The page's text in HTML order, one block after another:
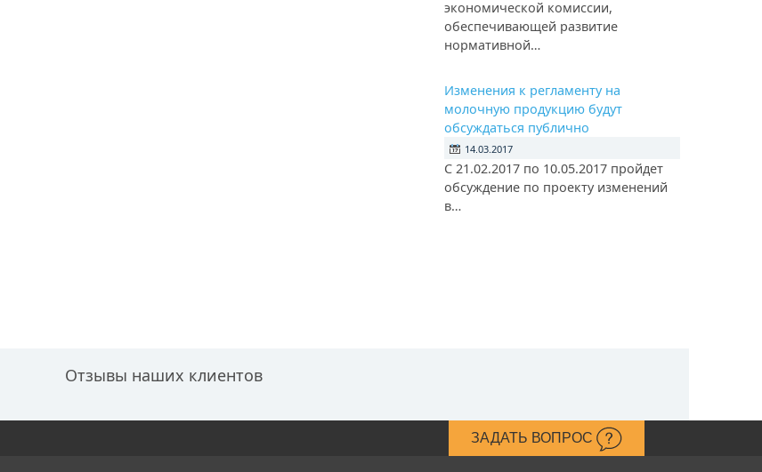
экономической комиссии,
обеспечивающей развитие
нормативной…
Изменения к регламенту на
молочную продукцию будут
обсуждаться публично
14.03.2017
С 21.02.2017 по 10.05.2017 пройдет
обсуждение по проекту изменений
в…
Отзывы наших клиентов
ЗАДАТЬ ВОПРОС